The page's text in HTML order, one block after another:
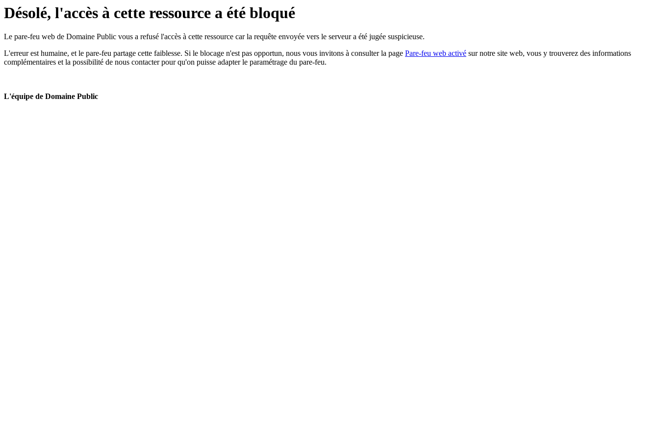
Désolé, l'accès à cette ressource a été bloqué
Le pare-feu web de Domaine Public vous a refusé l'accès à cette ressource car la requête envoyée vers le serveur a été jugée suspicieuse.
L'erreur est humaine, et le pare-feu partage cette faiblesse. Si le blocage n'est pas opportun, nous vous invitons à consulter la page Pare-feu web activé sur notre site web, vous y trouverez des informations
complémentaires et la possibilité de nous contacter pour qu'on puisse adapter le paramétrage du pare-feu.
L'équipe de Domaine Public